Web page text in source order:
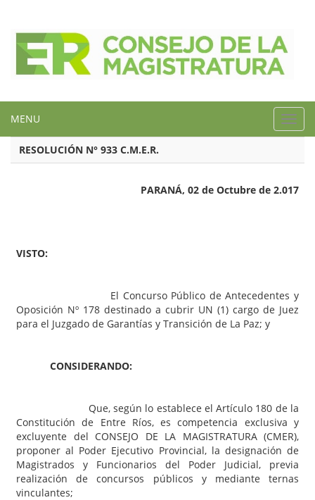
MENU
RESOLUCIÓN N° 933 C.M.E.R.
PARANÁ, 02 de Octubre de 2.017
VISTO:
El Concurso Público de Antecedentes y
Oposición Nº 178 destinado a cubrir UN (1) cargo de Juez
para el Juzgado de Garantías y Transición de La Paz; y
CONSIDERANDO:
Que, según lo establece el Artículo 180 de la
Constitución de Entre Ríos, es competencia exclusiva y
excluyente del CONSEJO DE LA MAGISTRATURA (CMER),
proponer al Poder Ejecutivo Provincial, la designación de
Magistrados y Funcionarios del Poder Judicial, previa
realización de concursos públicos y mediante ternas
vinculantes;